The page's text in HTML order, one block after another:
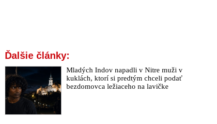
Ďalšie články:
Mladých Indov napadli v Nitre muži v
kuklách, ktorí si predtým chceli podať
bezdomovca ležiaceho na lavičke